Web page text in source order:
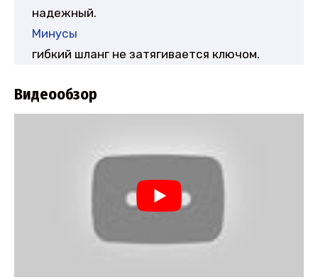
надежный.
Минусы
гибкий шланг не затягивается ключом.
Видеообзор